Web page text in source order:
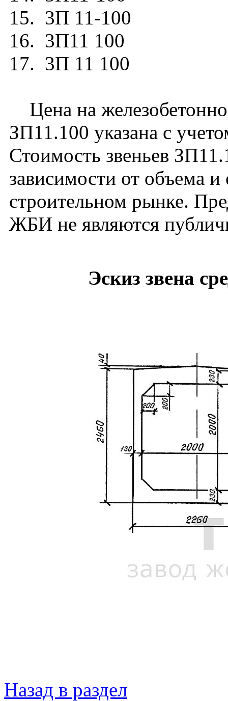
15. 3П 11-100
16. 3П11 100
17. 3П 11 100
Цена на
ЗП11.100 указана с
Стоимость звеньев
зависимости от объема
строительном рынке.
ЖБИ не являются
Эскиз звена
Назад в раздел